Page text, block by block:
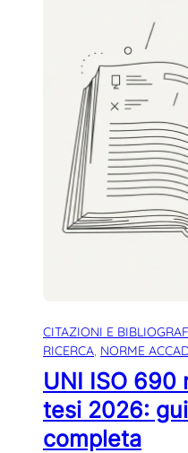
CITAZIONI E
RICERCA, NORME
UNI ISO 690
tesi 2026:
completa